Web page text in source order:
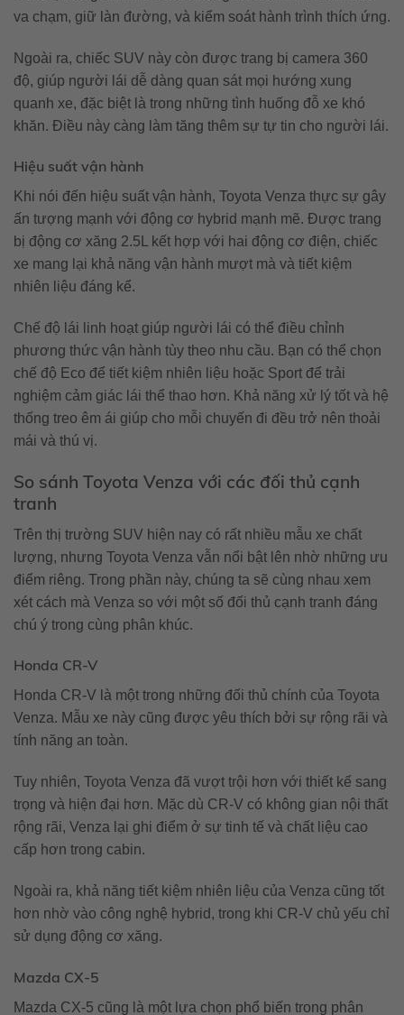
va chạm, giữ làn đường, và kiểm soát hành trình thích ứng.
Ngoài ra, chiếc SUV này còn được trang bị camera 360
độ, giúp người lái dễ dàng quan sát mọi hướng xung
quanh xe, đặc biệt là trong những tình huống đỗ xe khó
khăn. Điều này càng làm tăng thêm sự tự tin cho người lái.
Hiệu suất vận hành
Khi nói đến hiệu suất vận hành, Toyota Venza thực sự gây
ấn tượng mạnh với động cơ hybrid mạnh mẽ. Được trang
bị động cơ xăng 2.5L kết hợp với hai động cơ điện, chiếc
xe mang lại khả năng vận hành mượt mà và tiết kiệm
nhiên liệu đáng kể.
Chế độ lái linh hoạt giúp người lái có thể điều chỉnh
phương thức vận hành tùy theo nhu cầu. Bạn có thể chọn
chế độ Eco để tiết kiệm nhiên liệu hoặc Sport để trải
nghiệm cảm giác lái thể thao hơn. Khả năng xử lý tốt và hệ
thống treo êm ái giúp cho mỗi chuyến đi đều trở nên thoải
mái và thú vị.
So sánh Toyota Venza với các đối thủ cạnh
tranh
Trên thị trường SUV hiện nay có rất nhiều mẫu xe chất
lượng, nhưng Toyota Venza vẫn nổi bật lên nhờ những ưu
điểm riêng. Trong phần này, chúng ta sẽ cùng nhau xem
xét cách mà Venza so với một số đối thủ cạnh tranh đáng
chú ý trong cùng phân khúc.
Honda CR-V
Honda CR-V là một trong những đối thủ chính của Toyota
Venza. Mẫu xe này cũng được yêu thích bởi sự rộng rãi và
tính năng an toàn.
Tuy nhiên, Toyota Venza đã vượt trội hơn với thiết kế sang
trọng và hiện đại hơn. Mặc dù CR-V có không gian nội thất
rộng rãi, Venza lại ghi điểm ở sự tinh tế và chất liệu cao
cấp hơn trong cabin.
Ngoài ra, khả năng tiết kiệm nhiên liệu của Venza cũng tốt
hơn nhờ vào công nghệ hybrid, trong khi CR-V chủ yếu chỉ
sử dụng động cơ xăng.
Mazda CX-5
Mazda CX-5 cũng là một lựa chọn phổ biến trong phân